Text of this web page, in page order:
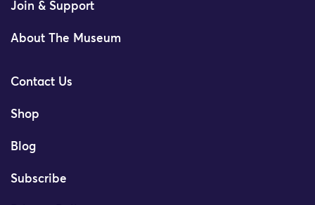
Join & Support
About The Museum
Contact Us
Shop
Blog
Subscribe